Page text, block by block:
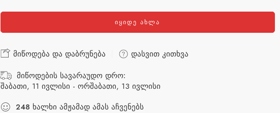
ᲘᲧᲘᲓᲔ ᲐᲮᲚᲐ
მიწოდება და დაბრუნება
დასვით კითხვა
მიწოდების სავარაუდო დრო:
შაბათი, 11 ივლისი - ორშაბათი, 13 ივლისი
248 ხალხი ამჟამად ამას აჩვენებს